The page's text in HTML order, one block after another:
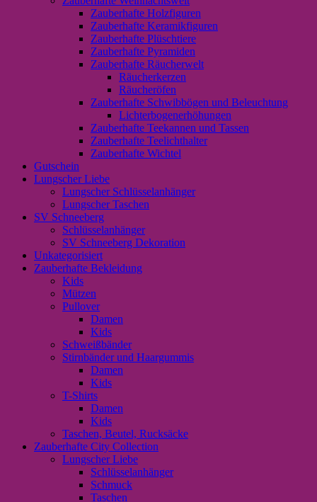
Zauberhafte Holzfiguren
Zauberhafte Keramikfiguren
Zauberhafte Plüschtiere
Zauberhafte Pyramiden
Zauberhafte Räucherwelt
Räucherkerzen
Räucheröfen
Zauberhafte Schwibbögen und Beleuchtung
Lichterbogenerhöhungen
Zauberhafte Teekannen und Tassen
Zauberhafte Teelichthalter
Zauberhafte Wichtel
Gutschein
Lungscher Liebe
Lungscher Schlüsselanhänger
Lungscher Taschen
SV Schneeberg
Schlüsselanhänger
SV Schneeberg Dekoration
Unkategorisiert
Zauberhafte Bekleidung
Kids
Mützen
Pullover
Damen
Kids
Schweißbänder
Stirnbänder und Haargummis
Damen
Kids
T-Shirts
Damen
Kids
Taschen, Beutel, Rucksäcke
Zauberhafte City Collection
Lungscher Liebe
Schlüsselanhänger
Schmuck
Taschen